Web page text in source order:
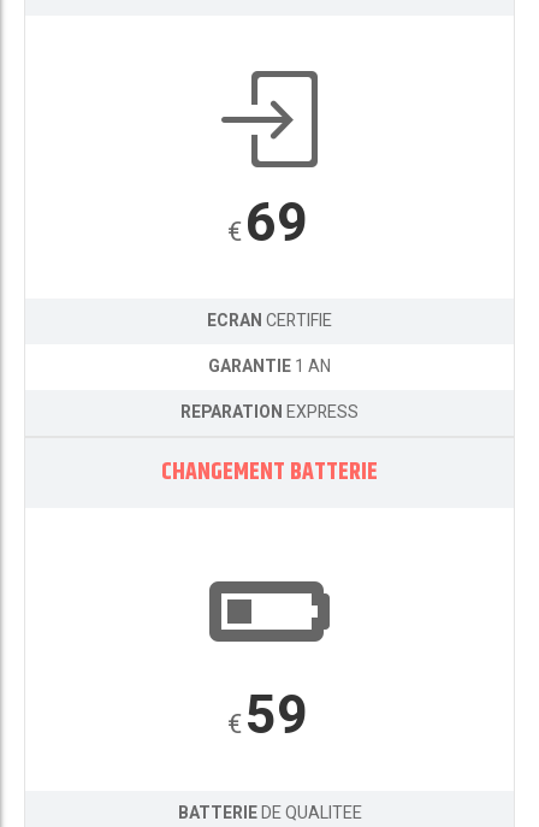
€69
ECRANCERTIFIE
GARANTIE1 AN
REPARATIONEXPRESS
CHANGEMENT BATTERIE
€59
BATTERIEDE QUALITEE